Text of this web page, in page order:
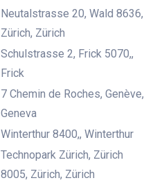
Neutalstrasse 20, Wald 8636,
Zürich, Zürich
Schulstrasse 2, Frick 5070,,
Frick
7 Chemin de Roches, Genève,
Geneva
Winterthur 8400,, Winterthur
Technopark Zürich, Zürich
8005, Zürich, Zürich